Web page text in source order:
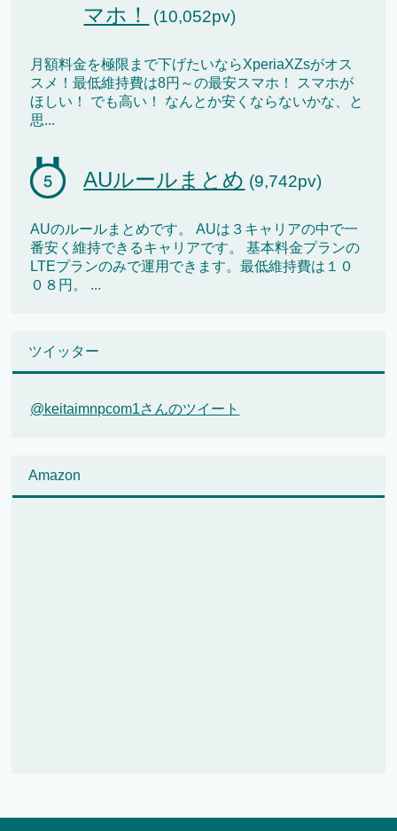
マホ！
(10,052pv)
月額料金を極限まで下げたいならXperiaXZsがオス
スメ！最低維持費は8円～の最安スマホ！ スマホが
ほしい！ でも高い！ なんとか安くならないかな、と
思...
AUルールまとめ (9,742pv)
AUのルールまとめです。 AUは３キャリアの中で一
番安く維持できるキャリアです。 基本料金プランの
LTEプランのみで運用できます。最低維持費は１０
０８円。 ...
ツイッター
@keitaimnpcom1さんのツイート
Amazon